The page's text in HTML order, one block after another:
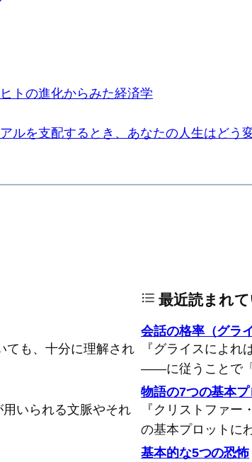
トの進化からみた経済学
ルを支配するとき、あなたの人生はどう
ても、十分に理解され
用いられる文脈やそれ
最近読まれ
会話の格率（グライ
『グライスによ
――に従うことで
物語の7つの基本プ
『クリストファ
の基本プロットに
基本的な5つの恐怖